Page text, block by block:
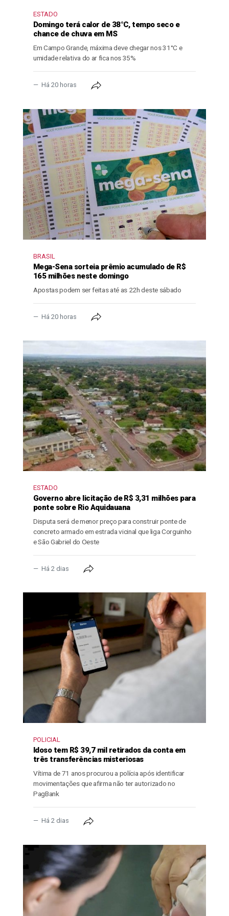
ESTADO
Domingo terá calor de 38°C, tempo seco e
chance de chuva em MS
Em Campo Grande, máxima deve chegar nos 31°C e
umidade relativa do ar fica nos 35%
Há 20 horas
BRASIL
Mega-Sena sorteia prêmio acumulado de R$
165 milhões neste domingo
Apostas podem ser feitas até as 22h deste sábado
Há 20 horas
ESTADO
Governo abre licitação de R$ 3,31 milhões para
ponte sobre Rio Aquidauana
Disputa será de menor preço para construir ponte de
concreto armado em estrada vicinal que liga Corguinho
e São Gabriel do Oeste
Há 2 dias
POLICIAL
Idoso tem R$ 39,7 mil retirados da conta em
três transferências misteriosas
Vítima de 71 anos procurou a polícia após identificar
movimentações que afirma não ter autorizado no
PagBank
Há 2 dias